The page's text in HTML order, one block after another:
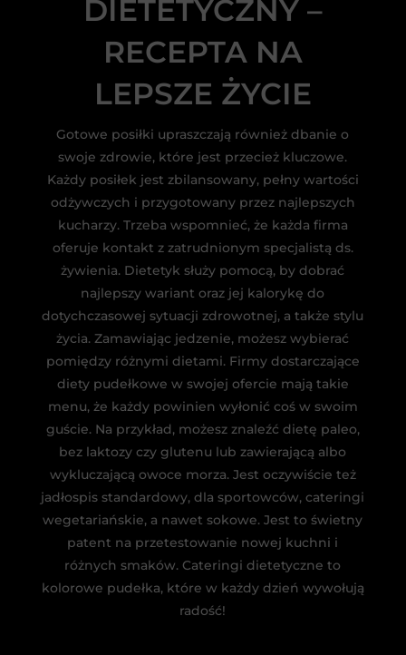
DIETETYCZNY –
RECEPTA NA
LEPSZE ŻYCIE
Gotowe posiłki upraszczają również dbanie o
swoje zdrowie, które jest przecież kluczowe.
Każdy posiłek jest zbilansowany, pełny wartości
odżywczych i przygotowany przez najlepszych
kucharzy. Trzeba wspomnieć, że każda firma
oferuje kontakt z zatrudnionym specjalistą ds.
żywienia. Dietetyk służy pomocą, by dobrać
najlepszy wariant oraz jej kalorykę do
dotychczasowej sytuacji zdrowotnej, a także stylu
życia. Zamawiając jedzenie, możesz wybierać
pomiędzy różnymi dietami. Firmy dostarczające
diety pudełkowe w swojej ofercie mają takie
menu, że każdy powinien wyłonić coś w swoim
guście. Na przykład, możesz znaleźć dietę paleo,
bez laktozy czy glutenu lub zawierającą albo
wykluczającą owoce morza. Jest oczywiście też
jadłospis standardowy, dla sportowców, cateringi
wegetariańskie, a nawet sokowe. Jest to świetny
patent na przetestowanie nowej kuchni i
różnych smaków. Cateringi dietetyczne to
kolorowe pudełka, które w każdy dzień wywołują
radość!